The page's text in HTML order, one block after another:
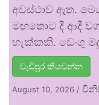
අවස්ථාව ඇත.
මඟතොට දී ආදී
හැක්කකි. ඩෙංගු
වැඩිපුර කියවන්න
August 10, 2026 /